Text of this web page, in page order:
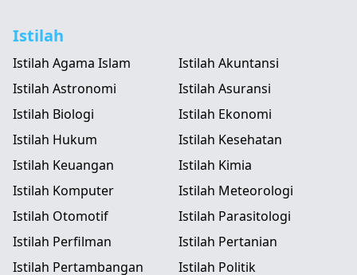
Istilah
Istilah Agama Islam
Istilah Akuntansi
Istilah Astronomi
Istilah Asuransi
Istilah Biologi
Istilah Ekonomi
Istilah Hukum
Istilah Kesehatan
Istilah Keuangan
Istilah Kimia
Istilah Komputer
Istilah Meteorologi
Istilah Otomotif
Istilah Parasitologi
Istilah Perfilman
Istilah Pertanian
Istilah Pertambangan
Istilah Politik